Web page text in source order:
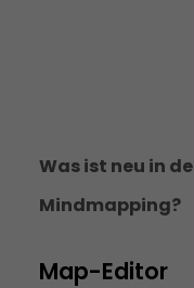
Was ist neu in
Mindmapping?
Map-Editor